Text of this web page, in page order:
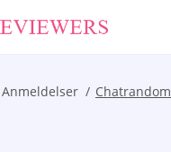
Anmeldelser Chatrandom